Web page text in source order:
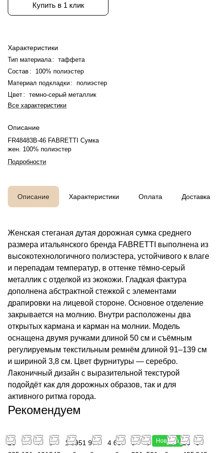
Купить в 1 клик
Характеристики
Тип материала : таффета
Состав :
100% полиэстер
Материал подкладки : полиэстер
Цвет : темно-серый металлик
Все характеристики
Описание
FR48483B-46 FABRETTI Сумка
жен. 100% полиэстер
Подробности
Описание Характеристики Оплата Доставка
Женская стеганая дутая дорожная сумка среднего
размера итальянского бренда FABRETTI выполнена из
высокотехнологичного полиэстера, устойчивого к влаге
и перепадам температур, в оттенке тёмно-серый
металлик с отделкой из экокожи. Гладкая фактура
дополнена абстрактной стежкой с элементами
драпировки на лицевой стороне. Основное отделение
закрывается на молнию. Внутри расположены два
открытых кармана и карман на молнии. Модель
оснащена двумя ручками длиной 50 см и съёмным
регулируемым текстильным ремнём длиной 91–139 см
и шириной 3,8 см. Цвет фурнитуры — серебро.
Лаконичный дизайн с выразительной текстурой
подойдёт как для дорожных образов, так и для
активного ритма города.
Рекомендуем
18
7
7
5
1 3951 974
4 667
5
Новинка
3
4 193
18
3